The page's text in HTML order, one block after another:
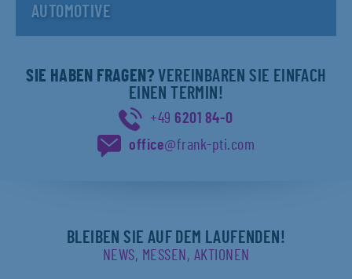
AUTOMOTIVE
SIE HABEN FRAGEN? VEREINBAREN SIE EINFACH
EINEN TERMIN!
+49 6201 84-0
office@frank-pti.com
BLEIBEN SIE AUF DEM LAUFENDEN!
NEWS, MESSEN, AKTIONEN